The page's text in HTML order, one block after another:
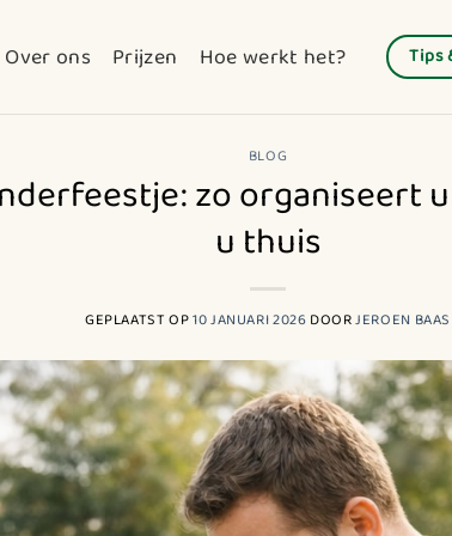
Over ons Prijzen Hoe werkt het? Tips
BLOG
zo organiseert
u thuis
GEPLAATST OP10 JANUARI 2026 DOORJEROEN BAAS